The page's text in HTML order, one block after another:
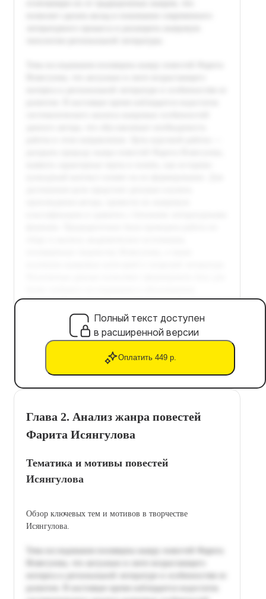
Полный текст доступен
в расширенной версии
Оплатить 449 р.
Глава 2. Анализ жанра повестей
Фарита Исянгулова
Тематика и мотивы повестей
Исянгулова
Обзор ключевых тем и мотивов в творчестве
Исянгулова.